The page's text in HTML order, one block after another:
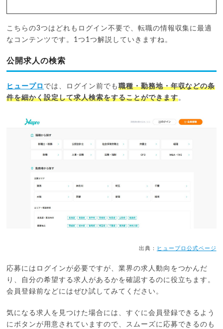
こちらの3つはどれもログイン不要で、転職の情報収集に最適
なコンテンツです。1つ1つ解説していきますね。
公開求人の検索
ヒュープロ では、ログイン前でも 職種・勤務地・年収などの条
件を細かく設定して求人検索をすることができます。
出典： ヒュープロ公式ページ
応募にはログインが必要ですが、業界の求人動向をつかんだ
り、自分の希望する求人があるかを確認するのに役立ちます。
会員登録前などにはぜひ試してみてください。
気になる求人を見つけた場合には、すぐに会員登録できるよう
にボタンが用意されていますので、スムーズに応募できるのも